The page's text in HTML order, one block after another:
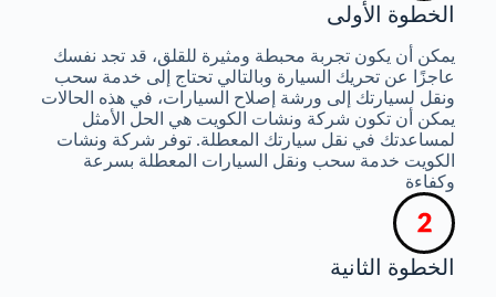
الخطوة الأولى
يمكن أن يكون تجربة محبطة ومثيرة للقلق، قد تجد نفسك
عاجزًا عن تحريك السيارة وبالتالي تحتاج إلى خدمة سحب
ونقل لسيارتك إلى ورشة إصلاح السيارات، في هذه الحالات
يمكن أن تكون شركة ونشات الكويت هي الحل الأمثل
لمساعدتك في نقل سيارتك المعطلة. توفر شركة ونشات
الكويت خدمة سحب ونقل السيارات المعطلة بسرعة
وكفاءة
الخطوة الثانية